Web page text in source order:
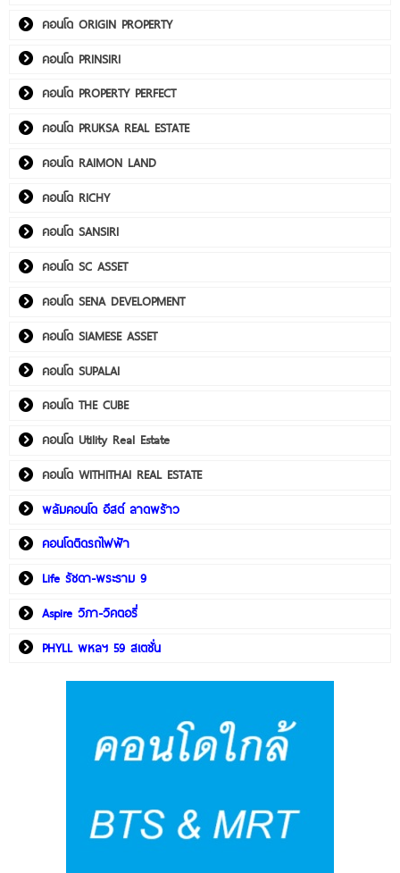
คอนโด ORIGIN PROPERTY
คอนโด PRINSIRI
คอนโด PROPERTY PERFECT
คอนโด PRUKSA REAL ESTATE
คอนโด RAIMON LAND
คอนโด RICHY
คอนโด SANSIRI
คอนโด SC ASSET
คอนโด SENA DEVELOPMENT
คอนโด SIAMESE ASSET
คอนโด SUPALAI
คอนโด THE CUBE
คอนโด Utility Real Estate
คอนโด WITHITHAI REAL ESTATE
พลัมคอนโด อีสต์ ลาดพร้าว
คอนโดติดรถไฟฟ้า
Life รัชดา-พระราม 9
Aspire วิภา-วิคตอรี่
PHYLL พหลฯ 59 สเตชั่น